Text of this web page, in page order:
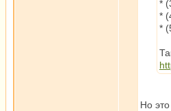
*
*
*
Но